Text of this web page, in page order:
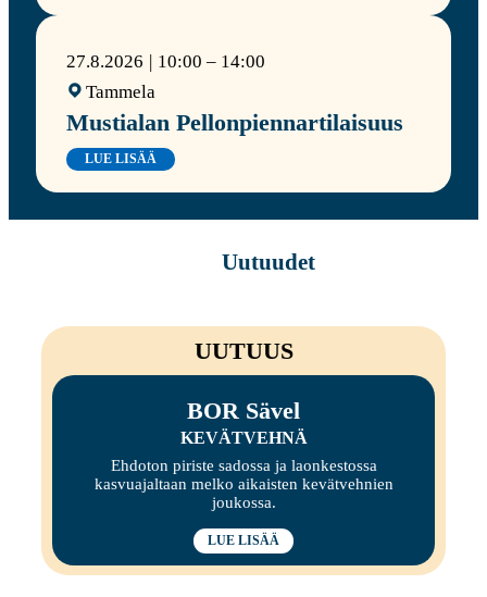
27.8.2026
10:00 – 14:00
Tammela
Mustialan Pellonpiennartilaisuus
LUE LISÄÄ
Uutuudet
UUTUUS
BOR Sävel
KEVÄTVEHNÄ
Ehdoton piriste sadossa ja laonkestossa
kasvuajaltaan melko aikaisten kevätvehnien
joukossa.
LUE LISÄÄ